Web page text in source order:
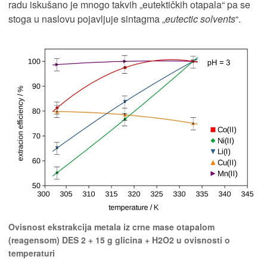
radu iskušano je mnogo takvih „eutektičkih otapala“ pa se
stoga u naslovu pojavljuje sintagma „eutectic solvents“.
Ovisnost ekstrakcija metala iz crne mase otapalom
(reagensom) DES 2 + 15 g glicina + H2O2 u ovisnosti o
temperaturi